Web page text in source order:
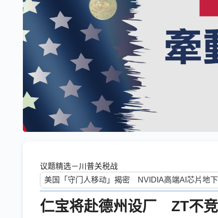
议题精选－川普关税战
仁宝将赴德州设厂 ZT不